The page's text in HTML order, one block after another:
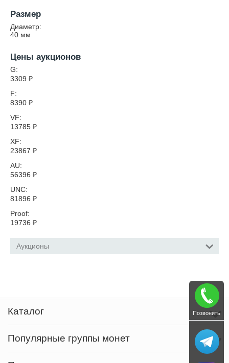
Размер
Диаметр:
40 мм
Цены аукционов
G:
3309 ₽
F:
8390 ₽
VF:
13785 ₽
XF:
23867 ₽
AU:
56396 ₽
UNC:
81896 ₽
Proof:
19736 ₽
Аукционы
Каталог
Популярные группы монет
Позвонить